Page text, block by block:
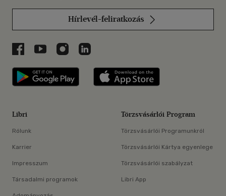
Hírlevél-feliratkozás
Libri a Facebookon
Libri a Youtube-on
Libri az Instagramon
Libri a LinkedInen
Libri applikáció Szerezd meg: Google
Libri
Rólunk
Karrier
Impresszum
Társadalmi programok
Törzsvásárlói Program
Törzsvásárlói Programunkról
Törzsvásárlói Kártya egyenlege
Törzsvásárlói szabályzat
Libri App